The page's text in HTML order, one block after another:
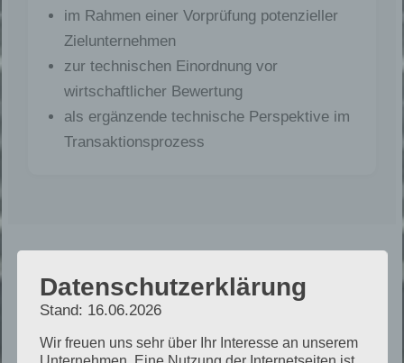
im Rahmen einer Vorprüfung potenzieller
Zielunternehmen
zur technischen Einordnung vor
wirtschaftlicher Bewertung
als ergänzende technische Perspektive im
Transaktionsprozess
Strukturierter Ablauf der
Datenschutzerklärung
Stand: 16.06.2026
Wir freuen uns sehr über Ihr Interesse an unserem